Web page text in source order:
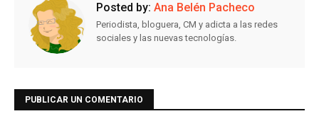
Posted by: Ana Belén Pacheco
Periodista, bloguera, CM y adicta a las redes
sociales y las nuevas tecnologías.
PUBLICAR UN COMENTARIO